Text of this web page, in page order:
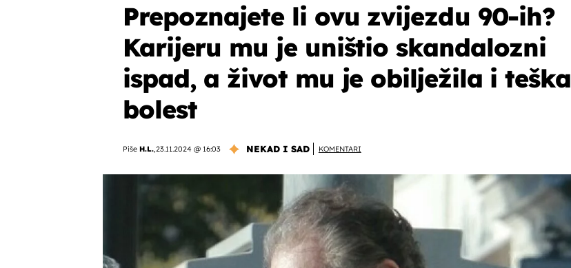
Prepoznajete li ovu zvijezdu 90-ih?
Karijeru mu je uništio skandalozni
ispad, a život mu je obilježila i teška
bolest
Piše H.L.,23.11.2024 @ 16:03 NEKAD I SAD KOMENTARI